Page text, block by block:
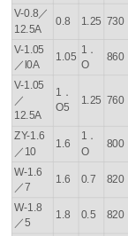
V-0.8／
12.5A
0.8 1.25 730
V-1.05
／l0A
1.05
1．
O
860
V-1.05
／
12.5A
1．
O5
1.25 760
ZY-1.6
／10
1.6
1．
O
800
W-1.6
／7
1.6 0.7 820
W-1.8
／5
1.8 0.5 820